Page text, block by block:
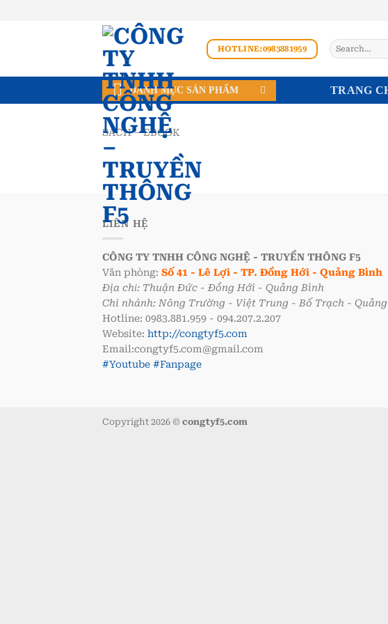
HOTLINE:0983881959
Search
for:
DANH MỤC SẢN PHẨM TRANG
SÁCH – EBOOK
LIÊN HỆ
CÔNG TY TNHH CÔNG NGHỆ - TRUYỀN THÔNG F5
Văn phòng: Số 41 - Lê Lợi - TP. Đồng Hới - Quảng Bình
Địa chỉ: Thuận Đức - Đồng Hới - Quảng Bình
Chi nhánh: Nông Trường - Việt Trung - Bố Trạch -
Hotline: 0983.881.959 - 094.207.2.207
Website: http://congtyf5.com
Email:congtyf5.com@gmail.com
#Youtube #Fanpage
Copyright 2026 © congtyf5.com